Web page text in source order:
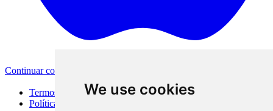
We use cookies
Continuar com a Apple
Termos de Uso
Política de Privacidade